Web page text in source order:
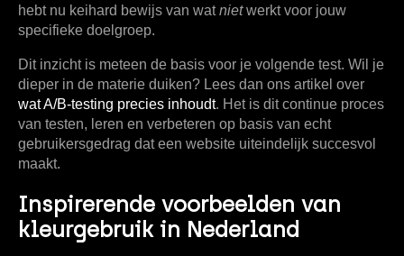
hebt nu keihard bewijs van watnietwerkt voor jouw
specifieke doelgroep.
Dit inzicht is meteen de basis voor je volgende test. Wil je
dieper in de materie duiken? Lees dan ons artikel over
wat A/B-testing precies inhoudt. Het is dit continue proces
van testen, leren en verbeteren op basis van echt
gebruikersgedrag dat een website uiteindelijk succesvol
maakt.
Inspirerende voorbeelden van
kleurgebruik in Nederland